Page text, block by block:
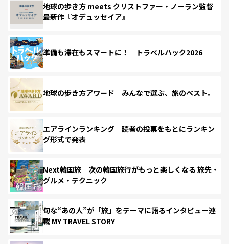
地球の歩き方 meets クリストファー・ノーラン監督
最新作『オデュッセイア』
準備も滞在もスマートに！ トラベルハック2026
地球の歩き方アワード みんなで選ぶ、旅のベスト。
エアラインランキング 読者の投票をもとにランキン
グ形式で発表
Next韓国旅 次の韓国旅行がもっと楽しくなる 旅先・
グルメ・テクニック
旬な“あの人”が「旅」をテーマに語るインタビュー連
載 MY TRAVEL STORY